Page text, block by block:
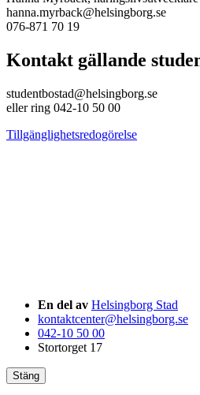
hanna.myrback@helsingborg.se
076-871 70 19
Kontakt gällande
studentbostad@helsingborg.se
eller ring 042-10 50 00
Tillgänglighetsredogörelse
En del av Helsingborg Stad
kontaktcenter@helsingborg.se
042-10 50 00
Stortorget 17
Stäng